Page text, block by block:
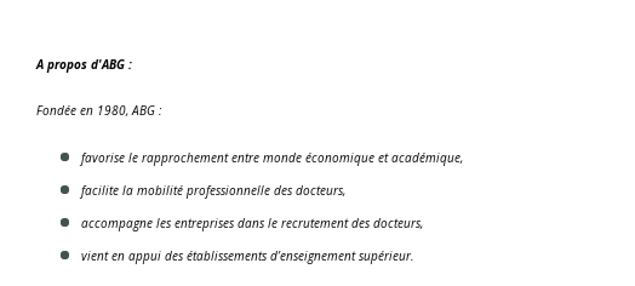
A propos d'ABG :
Fondée en 1980, ABG :
favorise le rapprochement entre monde économique et académique,
facilite la mobilité professionnelle des docteurs,
accompagne les entreprises dans le recrutement des docteurs,
vient en appui des établissements d’enseignement supérieur.